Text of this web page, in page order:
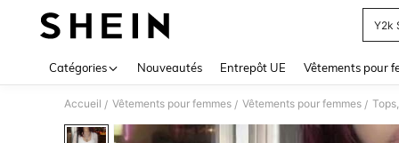
Y2k
Catégories Nouveautés Entrepôt UE Vêtements pour
Accueil / Vêtements pour femmes / Vêtements pour femmes /